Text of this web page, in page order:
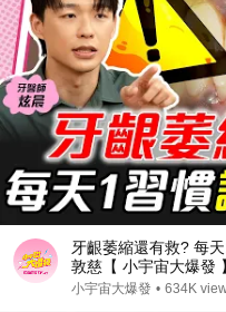
牙齦萎縮還有救? 每
敦慈【 小宇宙大爆發 】
小宇宙大爆發 • 634K